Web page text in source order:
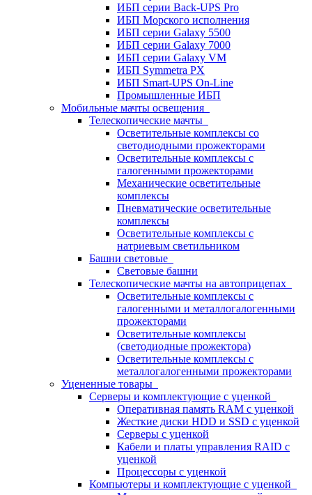
ИБП серии Back-UPS Pro
ИБП Морского исполнения
ИБП серии Galaxy 5500
ИБП серии Galaxy 7000
ИБП серии Galaxy VM
ИБП Symmetra PX
ИБП Smart-UPS On-Line
Промышленные ИБП
Мобильные мачты освещения
Телескопические мачты
Осветительные комплексы со
светодиодными прожекторами
Осветительные комплексы с
галогенными прожекторами
Механические осветительные
комплексы
Пневматические осветительные
комплексы
Осветительные комплексы с
натриевым светильником
Башни световые
Световые башни
Телескопические мачты на автоприцепах
Осветительные комплексы с
галогенными и металлогалогенными
прожекторами
Осветительные комплексы
(светодиодные прожектора)
Осветительные комплексы с
металлогалогенными прожекторами
Уцененные товары
Серверы и комплектующие с уценкой
Оперативная память RAM с уценкой
Жесткие диски HDD и SSD с уценкой
Серверы с уценкой
Кабели и платы управления RAID с
уценкой
Процессоры с уценкой
Компьютеры и комплектующие с уценкой